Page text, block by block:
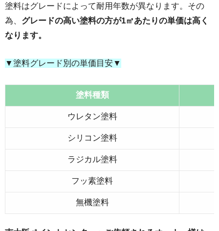
塗料はグレードによって耐用年数が異なります。その
為、 グレードの高い塗料の方が1㎡あたりの単価は高く
なります。
▼塗料グレード別の単価目安▼
塗料種類
ウレタン塗料
シリコン塗料
ラジカル塗料
フッ素塗料
無機塗料